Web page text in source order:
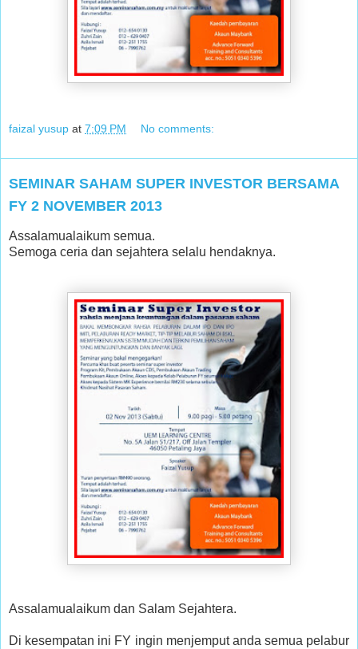
faizal yusup at 7:09 PM No comments:
SEMINAR SAHAM SUPER INVESTOR BERSAMA
FY 2 NOVEMBER 2013
Assalamualaikum semua.
Semoga ceria dan sejahtera selalu hendaknya.
Assalamualaikum dan Salam Sejahtera.
Di kesempatan ini FY ingin menjemput anda semua pelabur